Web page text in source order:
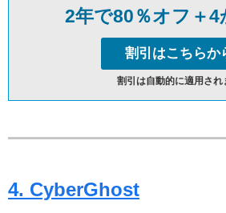
2年で80％オフ＋4
割引はこちらか
割引は自動的に適用され
4. CyberGhost